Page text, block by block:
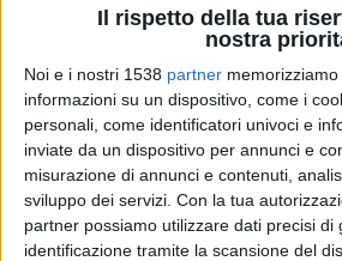
Il rispetto della tua
nostra
Noi e i nostri 1538 partner
informazioni su un dispositivo, come i
personali, come identificatori univoci e
inviate da un dispositivo per annunci e
misurazione di annunci e contenuti,
sviluppo dei servizi. Con la tua
partner possiamo utilizzare dati precisi di
identificazione tramite la scansione del
scorsa, sottraendo a questa cifra
centesimi a litro per i maggiori
dal 2011 ad oggi. Il risultato è di
pastori che sono rimasti nelle
sottolineato Cualbu.
Da qui l’accorato all’appello ai